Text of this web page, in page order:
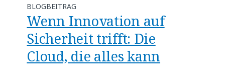
BLOGBEITRAG
Wenn Innovation auf
Sicherheit trifft: Die
Cloud, die alles kann